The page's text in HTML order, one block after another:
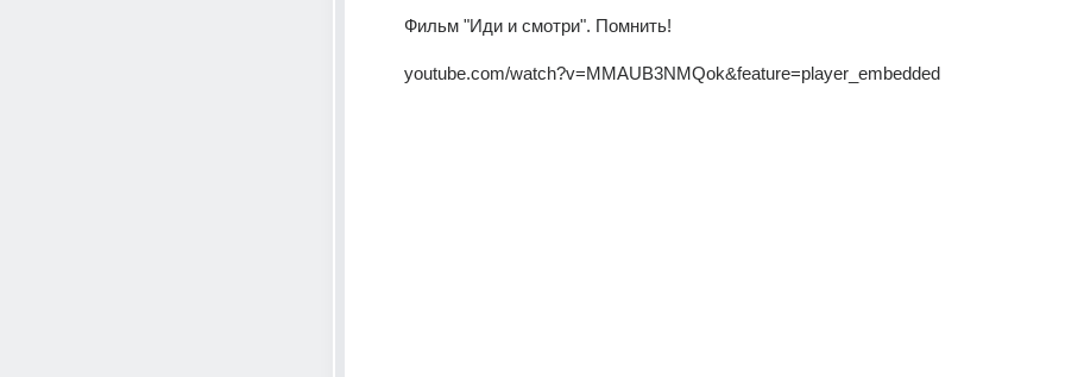
Фильм "Иди и смотри". Помнить!
youtube.com/watch?v=MMAUB3NMQok&feature=player_embedded